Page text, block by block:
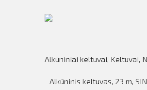
Alkūniniai keltuvai Keltuvai
Alkūninis keltuvas, 23 m,